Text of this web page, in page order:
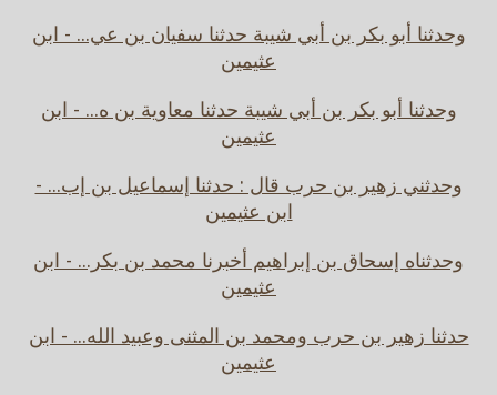
وحدثنا أبو بكر بن أبي شيبة حدثنا سفيان بن عي... - ابن
عثيمين
وحدثنا أبو بكر بن أبي شيبة حدثنا معاوية بن ه... - ابن
عثيمين
وحدثني زهير بن حرب قال : حدثنا إسماعيل بن إب... -
ابن عثيمين
وحدثناه إسحاق بن إبراهيم أخبرنا محمد بن بكر... - ابن
عثيمين
حدثنا زهير بن حرب ومحمد بن المثنى وعبيد الله... - ابن
عثيمين